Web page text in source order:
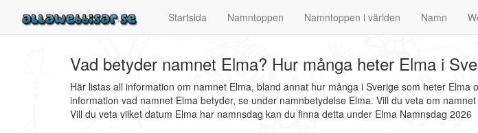
Startsida Namntoppen Namntoppen i världen Namn
Vad betyder namnet Elma? Hur många heter Elma i
Här listas all information om namnet Elma, bland annat hur många i Sverige som heter
information vad namnet Elma betyder, se under namnbetydelse Elma. Vill du veta om
Vill du veta vilket datum Elma har namnsdag kan du finna detta under Elma Namnsdag 2026